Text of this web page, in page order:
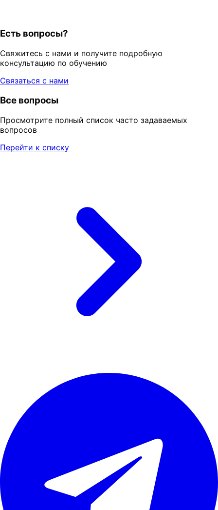
Есть вопросы?
Свяжитесь с нами и получите подробную
консультацию по обучению
Связаться с нами
Все вопросы
Просмотрите полный список часто задаваемых
вопросов
Перейти к списку